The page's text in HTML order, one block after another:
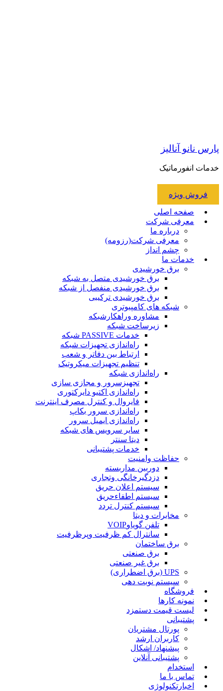
پارس نانو آنالیز
خدمات انفورماتیک
فروش ویژه
صفحه اصلی
معرفی شرکت
درباره ما
معرفی شرکت(رزومه)
چشم انداز
خدمات ما
برق خورشیدی
برق خورشیدی متصل به شبکه
برق خورشیدی منفصل از شبکه
برق خورشیدی ترکیبی
شبکه های کامپیوتری
مشاوره وراهکارشبکه
زیرساخت شبکه
خدمات PASSIVE شبکه
راه‌اندازی تجهیزات شبکه
ارتباط بین دفاتر و شعب
تنظیم تجهیزات میکروتیک
راه‌اندازی شبکه
تجهیزسرور و مجازی سازی
راه‌اندازی اکتیو دایرکتوری
فایروال و کنترل مصرف اینترنت
راه‌اندازی سرور بکاپ
راه‌اندازی ایمیل سرور
سایر سرویس های شبکه
دیتا سنتر
خدمات پشتیبانی
حفاظت وامنیت
دوربین مداربسته
دزدگیرخانگی وتجاری
سیستم اعلان حریق
سیستم اطفاءحریق
سیستم کنترل تردد
مخابرات و دیتا
تلفن گویاوVOIP
سانترال کم ظرفیت وپرظرفیت
برق ساختمان
برق صنعتی
برق غیر صنعتی
UPS (برق اضطراری)
سیستم نوبت دهی
فروشگاه
نمونه کارها
لیست قیمت دستمزد
پشتیبانی
پورتال مشتریان
کاربران ارشد
پیشنهاد/ اشکال
پشتیبانی آنلاین
استخدام
تماس با ما
اخبارتکنولوژی